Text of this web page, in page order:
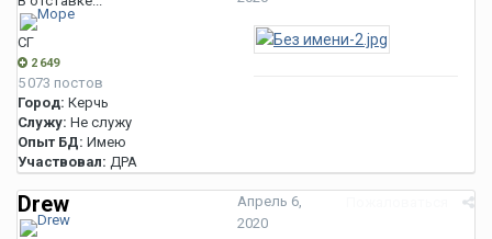
СГ
2 649
5 073 постов
Город: Керчь
Служу: Не служу
Опыт БД: Имею
Участвовал: ДРА
Drew
Апрель 6,
2020